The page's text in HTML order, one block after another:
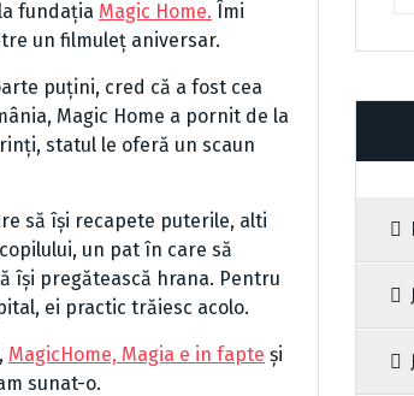
fundația Magic Home. Îmi
un filmuleț aniversar.
puțini, cred că a fost cea
Magic Home a pornit de la
statul le oferă un scaun
să își recapete puterile, alti
un pat în care să
își pregătească hrana. Pentru
ei practic trăiesc acolo.
MagicHome, Magia e in fapte și
sunat-o.